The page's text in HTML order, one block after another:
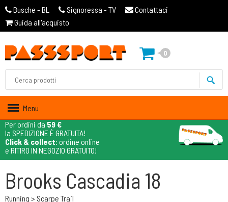
Busche - BL Signoressa - TV
Contattaci
Guida all'acquisto
0
Menu
Per ordini da 59 €
la SPEDIZIONE È GRATUITA!
Click & collect: ordine online
e RITIRO IN NEGOZIO GRATUITO!
Brooks Cascadia 18
Running > Scarpe Trail